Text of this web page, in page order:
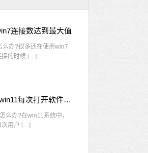
连接数达到最大值
办?很多还在使用win7
接的时候 […]
win11每次打开软件都弹出是否允许怎么办 win11每次打开软件都要确认
办?在win11系统中，
次用户 […]